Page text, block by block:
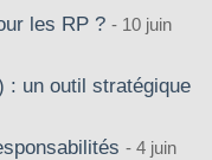
les RP ?
10 juin
: un outil stratégique
4 juin